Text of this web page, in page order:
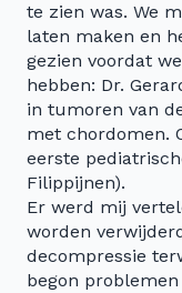
te zien was. We
laten maken en
gezien voordat
hebben: Dr.
in tumoren van
met chordomen.
eerste
Filippijnen).
Er werd mij
worden
decompressie
begon